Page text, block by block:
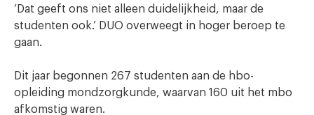
‘Dat geeft ons niet alleen duidelijkheid, maar de
studenten ook.’ DUO overweegt in hoger beroep te
gaan.
Dit jaar begonnen 267 studenten aan de hbo-
opleiding mondzorgkunde, waarvan 160 uit het mbo
afkomstig waren.